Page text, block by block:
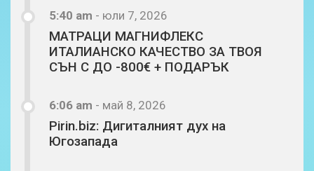
5:40 am - юли 7, 2026
МАТРАЦИ МАГНИФЛЕКС
ИТАЛИАНСКО КАЧЕСТВО ЗА ТВОЯ
СЪН С ДО -800€ + ПОДАРЪК
6:06 am - май 8, 2026
Pirin.biz: Дигиталният дух на
Югозапада